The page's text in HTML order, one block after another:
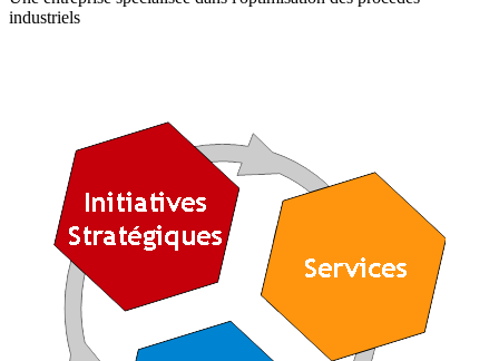
industriels